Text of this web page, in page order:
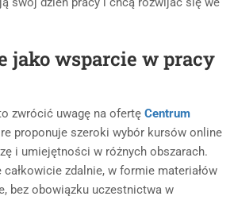
jako wsparcie w pracy
zwrócić uwagę na ofertę Centrum
proponuje szeroki wybór kursów online
i umiejętności w różnych obszarach.
zdalnie, w formie materiałów
bez obowiązku uczestnictwa w